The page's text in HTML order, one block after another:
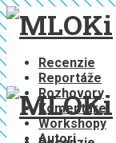
Recenzie
Reportáže
Rozhovory
Komentáre
Workshopy
Autori